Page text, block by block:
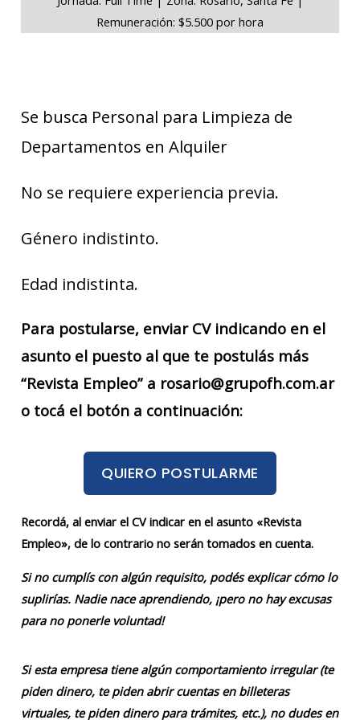
Remuneración: $5.500 por hora
Se busca Personal para Limpieza de
Departamentos en Alquiler
No se requiere experiencia previa.
Género indistinto.
Edad indistinta.
Para postularse, enviar CV indicando en el
asunto el puesto al que te postulás más
“Revista Empleo” a rosario@grupofh.com.ar
o tocá el botón a continuación:
QUIERO POSTULARME
Recordá, al enviar el CV indicar en el asunto «Revista
Empleo», de lo contrario no serán tomados en cuenta.
Si no cumplís con algún requisito, podés explicar cómo lo
suplirías. Nadie nace aprendiendo, ¡pero no hay excusas
para no ponerle voluntad!
Si esta empresa tiene algún comportamiento irregular (te
piden dinero, te piden abrir cuentas en billeteras
virtuales, te piden dinero para trámites, etc.), no dudes en